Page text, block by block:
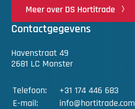
Meer over DS Hortitrade
Contactgegevens
Havenstraat 49
2681 LC Monster
Telefoon:
+31 174 446 683
E-mail:
info@hortitrade.com